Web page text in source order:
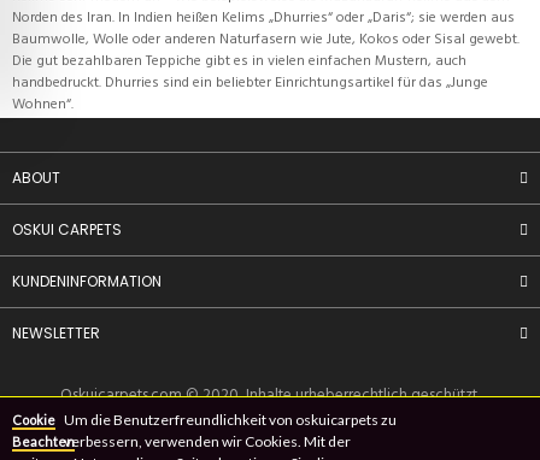
Norden des Iran. In Indien heißen Kelims „Dhurries“ oder „Daris“; sie werden aus
Baumwolle, Wolle oder anderen Naturfasern wie Jute, Kokos oder Sisal gewebt.
Die gut bezahlbaren Teppiche gibt es in vielen einfachen Mustern, auch
handbedruckt. Dhurries sind ein beliebter Einrichtungsartikel für das „Junge
Wohnen“.
ABOUT
OSKUI CARPETS
KUNDENINFORMATION
NEWSLETTER
Oskuicarpets.com© 2020, Inhalte urheberrechtlich geschützt.
Cookie
Beachten
Um die Benutzerfreundlichkeit von oskuicarpets zu
verbessern, verwenden wir Cookies. Mit der